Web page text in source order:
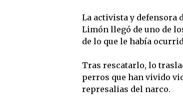
La activista y defensora
Limón llegó de uno de
de lo que le había
Tras rescatarlo, lo
perros que han vivido
represalias del narco.